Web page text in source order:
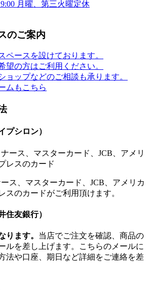
月曜、第三火曜定休
のご案内
ペースを設けております。
望の方はご利用ください。
ョップなどのご相談も承ります。
ムもこちら
プシロン）
ス、マスターカード、JCB、アメリカ
スのカードがご利用頂けます。
住友銀行）
ります。 当店でご注文を確認、商品の
ルを差し上げます。こちらのメールに
法や口座、期日など詳細をご連絡を差